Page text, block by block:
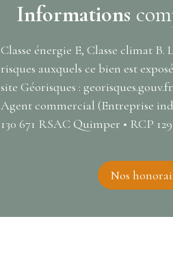
Informations
Classe énergie E, Classe climat B.
risques auxquels ce bien est
site Géorisques : georisques.gouv.fr.
Agent commercial (Entreprise
130 671 RSAC Quimper • RCP 129
Nos